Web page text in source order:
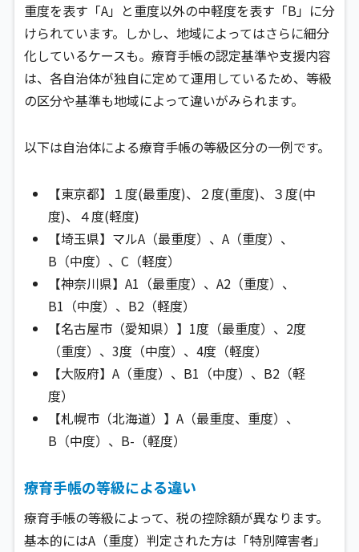
重度を表す「A」と重度以外の中軽度を表す「B」に分
けられています。しかし、地域によってはさらに細分
化しているケースも。療育手帳の認定基準や支援内容
は、各自治体が独自に定めて運用しているため、等級
の区分や基準も地域によって違いがみられます。
以下は自治体による療育手帳の等級区分の一例です。
【東京都】１度(最重度)、２度(重度)、３度(中
度)、４度(軽度)
【埼玉県】マルA（最重度）、A（重度）、
B（中度）、C（軽度）
【神奈川県】A1（最重度）、A2（重度）、
B1（中度）、B2（軽度）
【名古屋市（愛知県）】1度（最重度）、2度
（重度）、3度（中度）、4度（軽度）
【大阪府】A（重度）、B1（中度）、B2（軽
度）
【札幌市（北海道）】A（最重度、重度）、
B（中度）、B-（軽度）
療育手帳の等級による違い
療育手帳の等級によって、税の控除額が異なります。
基本的にはA（重度）判定された方は「特別障害者」